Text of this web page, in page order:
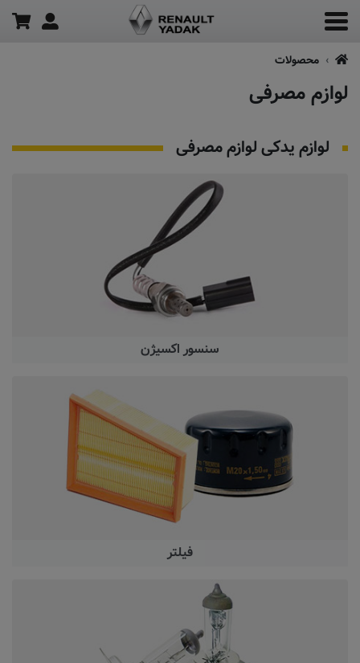
محصولات
لوازم مصرفی
لوازم یدکی لوازم مصرفی
سنسور اکسیژن
فیلتر